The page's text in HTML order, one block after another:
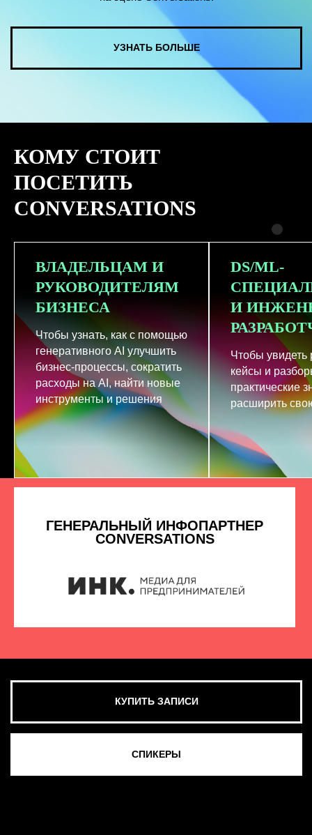
КОМУ СТОИТ
ПОСЕТИТЬ
CONVERSATIONS
ВЛАДЕЛЬЦАМ И
РУКОВОДИТЕЛЯМ
БИЗНЕСА
Чтобы узнать, как с помощью
генеративного AI улучшить
бизнес-процессы, сократить
расходы на AI, найти новые
инструменты и решения
DS/ML-
И
Чтобы увидеть
кейсы и
практические
расширить
СМОТРЕТЬ ВСЕ ФОТО